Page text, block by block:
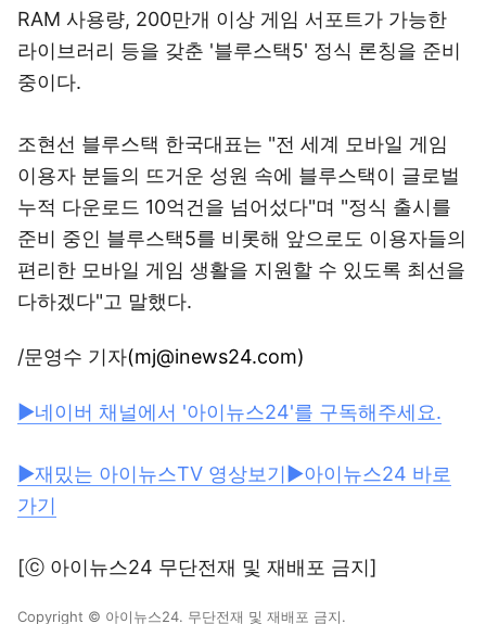
RAM 사용량, 200만개 이상 게임 서포트가 가능한
라이브러리 등을 갖춘 '블루스택5' 정식 론칭을 준비
중이다.
조현선 블루스택 한국대표는 "전 세계 모바일 게임
이용자 분들의 뜨거운 성원 속에 블루스택이 글로벌
누적 다운로드 10억건을 넘어섰다"며 "정식 출시를
준비 중인 블루스택5를 비롯해 앞으로도 이용자들의
편리한 모바일 게임 생활을 지원할 수 있도록 최선을
다하겠다"고 말했다.
/문영수 기자(mj@inews24.com)
▶네이버 채널에서 '아이뉴스24'를 구독해주세요.
▶재밌는 아이뉴스TV 영상보기 ▶아이뉴스24 바로
가기
[ⓒ 아이뉴스24 무단전재 및 재배포 금지]
Copyright © 아이뉴스24. 무단전재 및 재배포 금지.